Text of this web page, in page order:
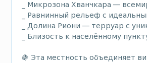
_ Микрозона Хванчкара —
_ Равнинный рельеф с
_ Долина Риони — терруар с
_ Близость к населённому
🍇 Эта местность объединяет